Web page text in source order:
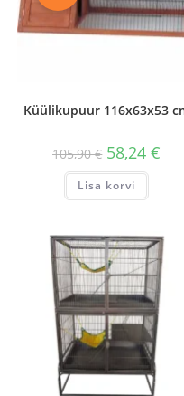
Küülikupuur 116x63x53
105,90€ Algne
hind
oli:
105,90 €.
58,24€
Lisa korvi